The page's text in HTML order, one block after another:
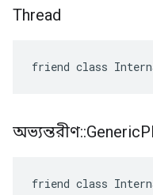
Thread
friend class
অভ্যন্তরীণ::Generic
friend class